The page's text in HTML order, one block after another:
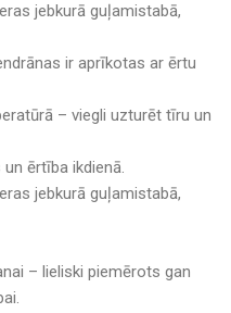
jebkurā guļamistabā,
ir aprīkotas ar ērtu
– viegli uzturēt tīru un
ērtība ikdienā.
jebkurā guļamistabā,
– lieliski piemērots gan